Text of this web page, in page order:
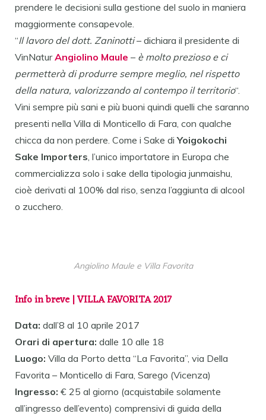
prendere le decisioni sulla gestione del suolo in maniera
maggiormente consapevole.
“Il lavoro del dott. Zaninotti– dichiara il presidente di
VinNaturAngiolino Maule – è molto prezioso e ci
permetterà di produrre sempre meglio, nel rispetto
della natura, valorizzando al contempo il territorio“.
Vini sempre più sani e più buoni quindi quelli che saranno
presenti nella Villa di Monticello di Fara, con qualche
chicca da non perdere. Come i Sake diYoigokochi
Sake Importers , l’unico importatore in Europa che
commercializza solo i sake della tipologia junmaishu,
cioè derivati al 100% dal riso, senza l’aggiunta di alcool
o zucchero.
Angiolino Maule e Villa Favorita
Info in breve | VILLA FAVORITA 2017
Data: dall’8 al 10 aprile 2017
Orari di apertura: dalle 10 alle 18
Luogo: Villa da Porto detta “La Favorita”, via Della
Favorita – Monticello di Fara, Sarego (Vicenza)
Ingresso: € 25 al giorno (acquistabile solamente
all’ingresso dell’evento) comprensivi di guida della